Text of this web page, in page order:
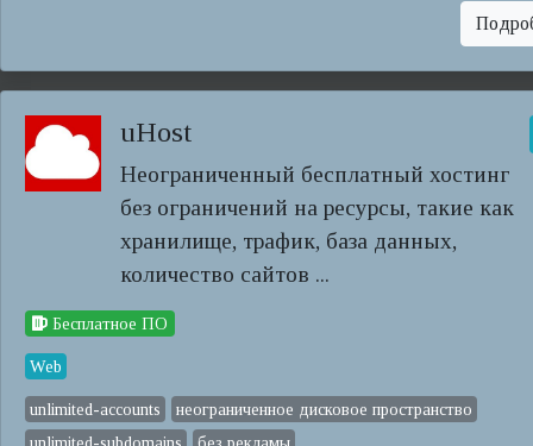
uHost
Неограниченный бесплатный хостинг
без ограничений на ресурсы, такие как
хранилище, трафик, база данных,
количество сайтов ...
Бесплатное ПО
Web
unlimited-accounts
неограниченное дисковое пространство